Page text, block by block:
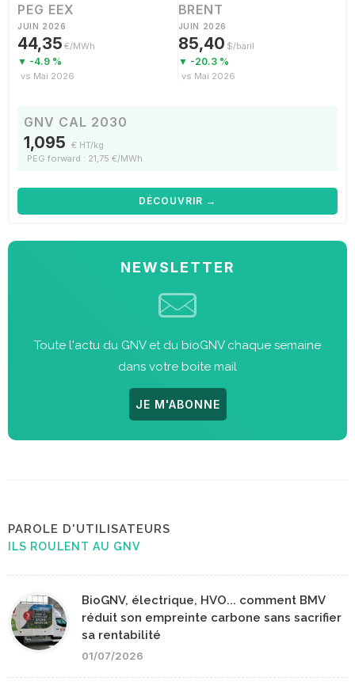
PEG EEX
JUIN 2026
44,35 €/MWh
▼ -4.9 %
vs Mai 2026
BRENT
JUIN 2026
85,40 $/baril
▼ -20.3 %
vs Mai 2026
GNV CAL 2030
1,095 € HT/kg
PEG forward : 21,75 €/MWh
DÉCOUVRIR →
NEWSLETTER
Toute l'actu du GNV et du bioGNV chaque semaine
dans votre boite mail
JE M'ABONNE
PAROLE D'UTILISATEURS
ILS ROULENT AU GNV
BioGNV, électrique, HVO... comment BMV
réduit son empreinte carbone sans sacrifier
sa rentabilité
01/07/2026